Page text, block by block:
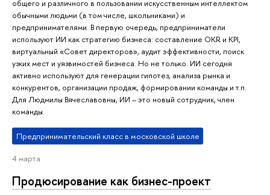
общего и различного в пользовании искусственным интеллектом
обычными людьми (в том числе, школьниками) и
предпринимателями. В первую очередь, предприниматели
используют ИИ как стратегию бизнеса: составление OKR и KPI,
виртуальный «Совет директоров», аудит эффективности, поиск
узких мест и уязвимостей бизнеса. Но не только. ИИ сегодня
активно используют для генерации гипотез, анализа рынка и
конкурентов, организации продаж, формировании команды и т.п.
Для Людмилы Вячеславовны, ИИ – это новый сотрудник, член
команды.
Предпринимательский класс в московской школе
4 марта
Продюсирование как бизнес-проект